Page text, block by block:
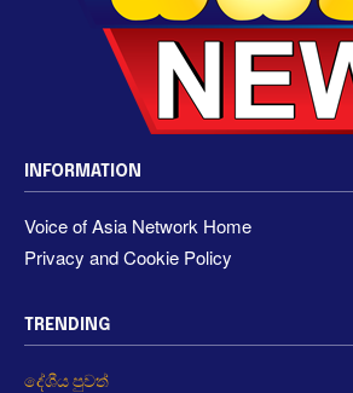
INFORMATION
Voice of Asia Network Home
Privacy and Cookie Policy
TRENDING
දේශීය පුවත්